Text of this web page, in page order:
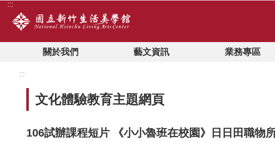
跳到主要內容區塊
:::
關於我們 藝文資訊 業務專區
:::
文化體驗教育主題網頁
106試辦課程短片 《小小魯班在校園》日日田職物